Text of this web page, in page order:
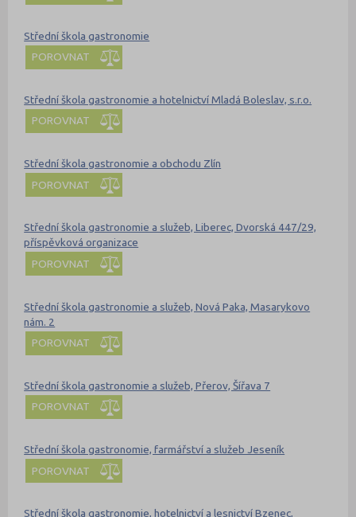
Střední škola gastronomie
POROVNAT
Střední škola gastronomie a hotelnictví Mladá Boleslav, s.r.o.
POROVNAT
Střední škola gastronomie a obchodu Zlín
POROVNAT
Střední škola gastronomie a služeb, Liberec, Dvorská 447/29,
příspěvková organizace
POROVNAT
Střední škola gastronomie a služeb, Nová Paka, Masarykovo
nám. 2
POROVNAT
Střední škola gastronomie a služeb, Přerov, Šířava 7
POROVNAT
Střední škola gastronomie, farmářství a služeb Jeseník
POROVNAT
Střední škola gastronomie, hotelnictví a lesnictví Bzenec,